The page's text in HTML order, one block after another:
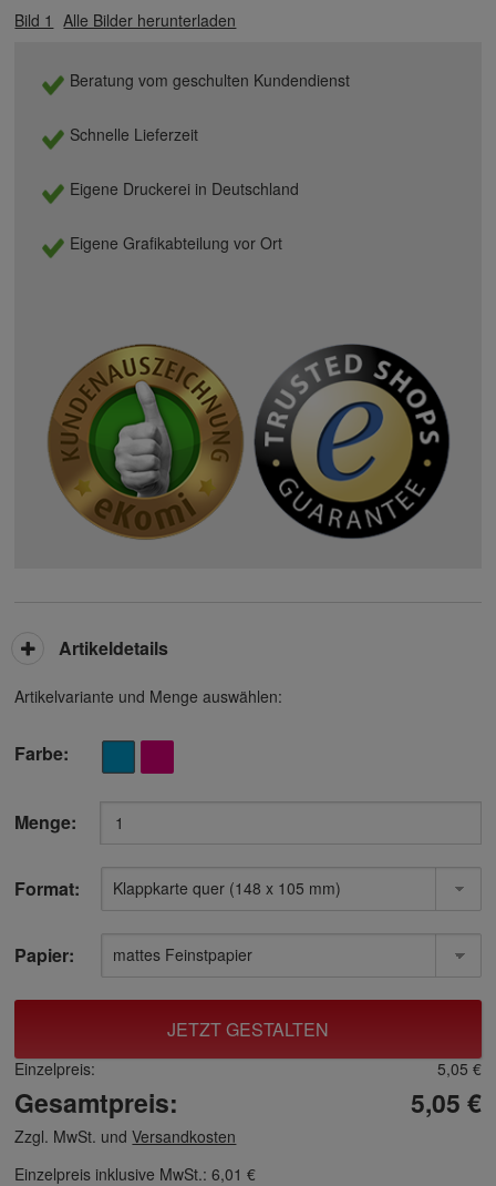
Bild 1
Alle Bilder herunterladen
Artikelvariante und Menge auswählen:
Farbe:
Menge:
Format:
Papier:
JETZT GESTALTEN
Einzelpreis: 5,05 €
Gesamtpreis: 5,05 €
Zzgl. MwSt. undVersandkosten
Einzelpreis inklusive MwSt.:6,01 €
Beratung vom geschulten Kundendienst
Schnelle Lieferzeit
Eigene Druckerei in Deutschland
Eigene Grafikabteilung vor Ort
Artikeldetails